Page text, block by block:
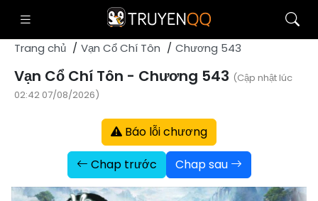
Trang chủ Vạn Cổ Chí Tôn Chương 543
Vạn Cổ Chí Tôn - Chương 543 (Cập nhật lúc
02:42 07/08/2026)
Báo lỗi chương
Chap trước
Chap sau